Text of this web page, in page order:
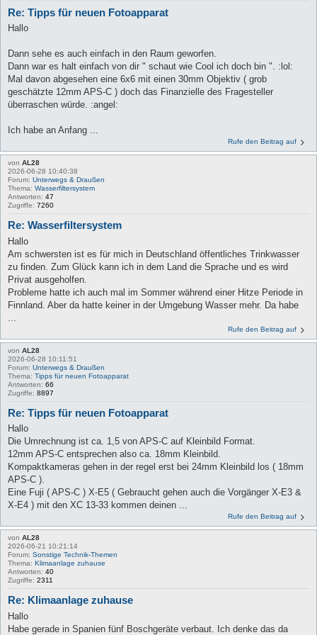
Re: Tipps für neuen Fotoapparat
Hallo
Dann sehe es auch einfach in den Raum geworfen.
Dann war es halt einfach von dir " schaut wie Cool ich doch bin ". :lol:
Mal davon abgesehen eine 6x6 mit einen 30mm Objektiv ( grob
geschätzte 12mm APS-C ) doch das Finanzielle des Fragesteller
überraschen würde. :angel:
Ich habe an Anfang ...
Rufe den Beitrag auf
von AL28
2026-06-28 10:40:38
Forum: Unterwegs & Draußen
Thema: Wasserfiltersystem
Antworten: 47
Zugriffe: 7260
Re: Wasserfiltersystem
Hallo
Am schwersten ist es für mich in Deutschland öffentliches Trinkwasser
zu finden. Zum Glück kann ich in dem Land die Sprache und es wird
Privat ausgeholfen.
Probleme hatte ich auch mal im Sommer während einer Hitze Periode in
Finnland. Aber da hatte keiner in der Umgebung Wasser mehr. Da habe
Rufe den Beitrag auf
von AL28
2026-06-28 10:11:51
Forum: Unterwegs & Draußen
Thema: Tipps für neuen Fotoapparat
Antworten: 66
Zugriffe: 8897
Re: Tipps für neuen Fotoapparat
Hallo
Die Umrechnung ist ca. 1,5 von APS-C auf Kleinbild Format.
12mm APS-C entsprechen also ca. 18mm Kleinbild.
Kompaktkameras gehen in der regel erst bei 24mm Kleinbild los ( 18mm
APS-C ).
Eine Fuji ( APS-C ) X-E5 ( Gebraucht gehen auch die Vorgänger X-E3 &
X-E4 ) mit den XC 13-33 kommen deinen ...
Rufe den Beitrag auf
von AL28
2026-06-21 10:21:14
Forum: Sonstige Technik-Themen
Thema: Klimaanlage zuhause
Antworten: 40
Zugriffe: 2311
Re: Klimaanlage zuhause
Hallo
Habe gerade in Spanien fünf Boschgeräte verbaut. Ich denke das da